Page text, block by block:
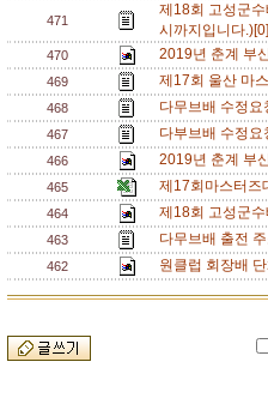
471
제18회 고성군
시까지입니다.)[0]
470 2019년 춘계 부
469
제17회 울산 마
468
다무브배 수정요
467
다부브배 수정요
466
2019년 춘계 부
465
제17회마스터즈
464
제18회 고성군
463
다무브배 출전
462
원클럽 회장배